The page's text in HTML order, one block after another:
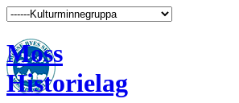
Moss
Historielag